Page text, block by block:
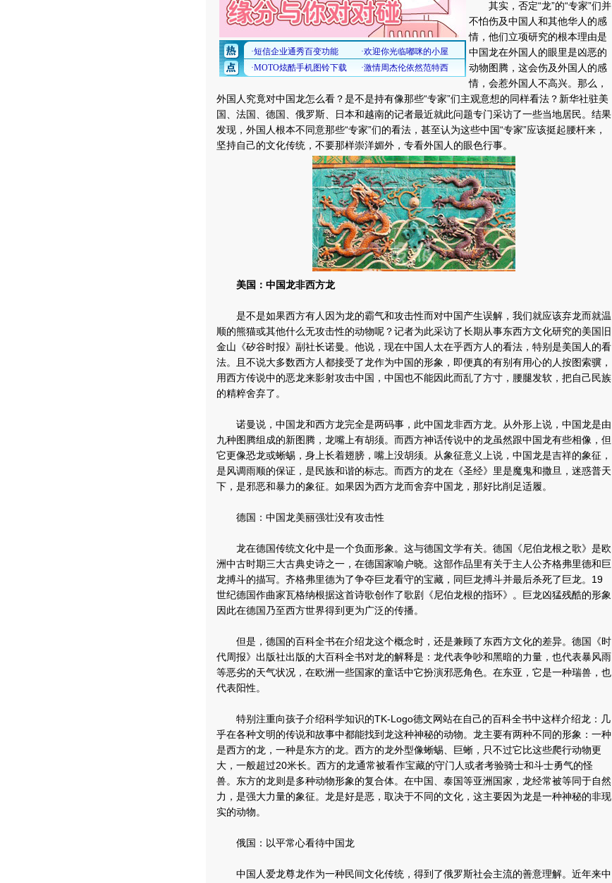
其实，否定“龙”的“专家”们并
不怕伤及中国人和其他华人的感
情，他们立项研究的根本理由是
中国龙在外国人的眼里是凶恶的
动物图腾，这会伤及外国人的感
情，会惹外国人不高兴。那么，
外国人究竟对中国龙怎么看？是不是持有像那些“专家”们主观意想的同样看法？新华社驻美
国、法国、德国、俄罗斯、日本和越南的记者最近就此问题专门采访了一些当地居民。结果
发现，外国人根本不同意那些“专家”们的看法，甚至认为这些中国“专家”应该挺起腰杆来，
坚持自己的文化传统，不要那样崇洋媚外，专看外国人的眼色行事。
美国：中国龙非西方龙
是不是如果西方有人因为龙的霸气和攻击性而对中国产生误解，我们就应该弃龙而就温
顺的熊猫或其他什么无攻击性的动物呢？记者为此采访了长期从事东西方文化研究的美国旧
金山《矽谷时报》副社长诺曼。他说，现在中国人太在乎西方人的看法，特别是美国人的看
法。且不说大多数西方人都接受了龙作为中国的形象，即便真的有别有用心的人按图索骥，
用西方传说中的恶龙来影射攻击中国，中国也不能因此而乱了方寸，腰腿发软，把自己民族
的精粹舍弃了。
诺曼说，中国龙和西方龙完全是两码事，此中国龙非西方龙。从外形上说，中国龙是由
九种图腾组成的新图腾，龙嘴上有胡须。而西方神话传说中的龙虽然跟中国龙有些相像，但
它更像恐龙或蜥蜴，身上长着翅膀，嘴上没胡须。从象征意义上说，中国龙是吉祥的象征，
是风调雨顺的保证，是民族和谐的标志。而西方的龙在《圣经》里是魔鬼和撒旦，迷惑普天
下，是邪恶和暴力的象征。如果因为西方龙而舍弃中国龙，那好比削足适履。
德国：中国龙美丽强壮没有攻击性
龙在德国传统文化中是一个负面形象。这与德国文学有关。德国《尼伯龙根之歌》是欧
洲中古时期三大古典史诗之一，在德国家喻户晓。这部作品里有关于主人公齐格弗里德和巨
龙搏斗的描写。齐格弗里德为了争夺巨龙看守的宝藏，同巨龙搏斗并最后杀死了巨龙。19
世纪德国作曲家瓦格纳根据这首诗歌创作了歌剧《尼伯龙根的指环》。巨龙凶猛残酷的形象
因此在德国乃至西方世界得到更为广泛的传播。
但是，德国的百科全书在介绍龙这个概念时，还是兼顾了东西方文化的差异。德国《时
代周报》出版社出版的大百科全书对龙的解释是：龙代表争吵和黑暗的力量，也代表暴风雨
等恶劣的天气状况，在欧洲一些国家的童话中它扮演邪恶角色。在东亚，它是一种瑞兽，也
代表阳性。
特别注重向孩子介绍科学知识的TK-Logo德文网站在自己的百科全书中这样介绍龙：几
乎在各种文明的传说和故事中都能找到龙这种神秘的动物。龙主要有两种不同的形象：一种
是西方的龙，一种是东方的龙。西方的龙外型像蜥蜴、巨蜥，只不过它比这些爬行动物更
大，一般超过20米长。西方的龙通常被看作宝藏的守门人或者考验骑士和斗士勇气的怪
兽。东方的龙则是多种动物形象的复合体。在中国、泰国等亚洲国家，龙经常被等同于自然
力，是强大力量的象征。龙是好是恶，取决于不同的文化，这主要因为龙是一种神秘的非现
实的动物。
俄国：以平常心看待中国龙
中国人爱龙尊龙作为一种民间文化传统，得到了俄罗斯社会主流的善意理解。近年来中